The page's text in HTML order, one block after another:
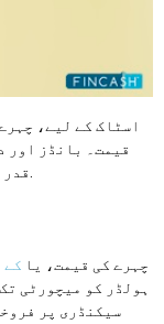
اسٹاک کے لیے،
قیمت۔ بانڈز اور
چہرے کی قیمت، یا کے
ہولڈر کو میچورٹی
سیکنڈری پر